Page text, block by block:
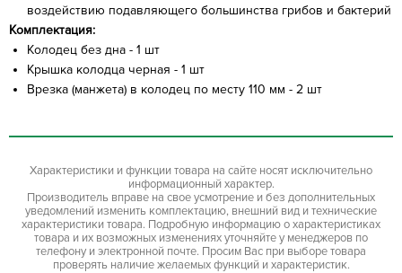
воздействию подавляющего большинства грибов и бактерий
Комплектация:
Колодец без дна - 1 шт
Крышка колодца черная - 1 шт
Врезка (манжета) в колодец по месту 110 мм - 2 шт
Характеристики и функции товара на сайте носят исключительно
информационный характер.
Производитель вправе на свое усмотрение и без дополнительных
уведомлений изменить комплектацию, внешний вид и технические
характеристики товара. Подробную информацию о характеристиках
товара и их возможных изменениях уточняйте у менеджеров по
телефону и электронной почте. Просим Вас при выборе товара
проверять наличие желаемых функций и характеристик.